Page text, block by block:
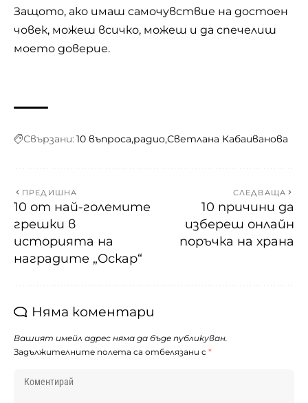
Защото, ако имаш самочувствие на достоен
човек, можеш всичко, можеш и да спечелиш
моето доверие.
Свързани: 10 въпроса радиоСветлана Кабаиванова
ПРЕДИШНА
10 от най-големите
грешки в
историята на
наградите „Оскар“
СЛЕДВАЩА
10 причини да
избереш онлайн
поръчка на храна
Няма коментари
Вашият имейл адрес няма да бъде публикуван.
Задължителните полета са отбелязани с *